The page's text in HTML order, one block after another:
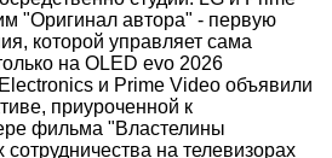
"Оригинал автора" - первую
которой управляет сама
на OLED evo 2026
и Prime Video объявили
приуроченной к
фильма "Властелины
на телевизорах